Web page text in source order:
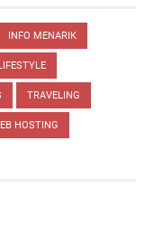
INFO MENARIK
TRAVELING
HOSTING